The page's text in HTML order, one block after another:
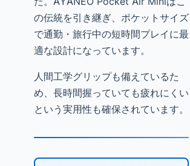
の伝統を引き継ぎ、ポケットサイズ
で通勤・旅行中の短時間プレイに最
適な設計になっています。
人間工学グリップも備えているた
め、長時間握っていても疲れにくい
という実用性も確保されています。